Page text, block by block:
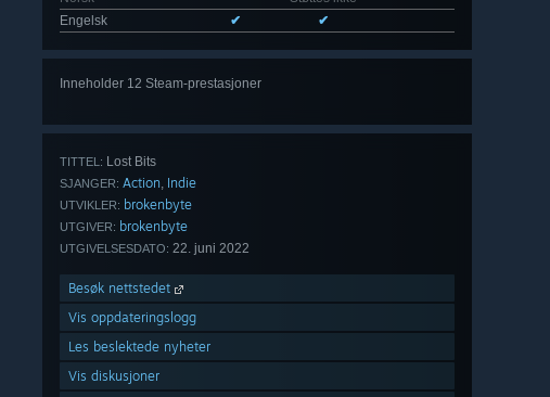
Engelsk
✔ ✔
Inneholder 12 Steam-prestasjoner
TITTEL: Lost Bits
SJANGER: Action, Indie
UTVIKLER: brokenbyte
UTGIVER: brokenbyte
UTGIVELSESDATO: 22. juni 2022
Besøk nettstedet
Vis oppdateringslogg
Les beslektede nyheter
Vis diskusjoner